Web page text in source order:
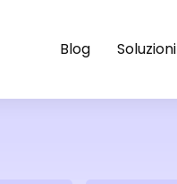
Blog Soluzioni